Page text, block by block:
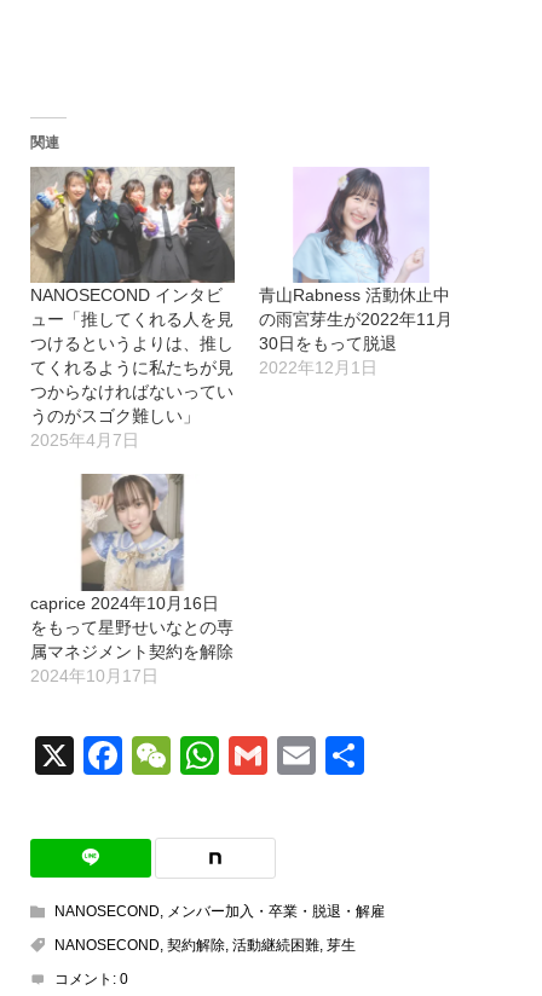
関連
NANOSECOND インタビ
ュー「推してくれる人を見
つけるというよりは、推し
てくれるように私たちが見
つからなければないってい
うのがスゴク難しい」
2025年4月7日
青山Rabness 活動休止中
の雨宮芽生が2022年11月
30日をもって脱退
2022年12月1日
caprice 2024年10月16日
をもって星野せいなとの専
属マネジメント契約を解除
2024年10月17日
X Facebook
WeChat
WhatsApp
GmailEmail
NANOSECOND, メンバー加入・卒業・脱退・解雇
NANOSECOND, 契約解除, 活動継続困難, 芽生
コメント: 0